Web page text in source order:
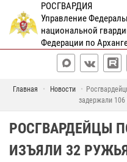
РОСГВАРДИЯ
Управление
национальной
Федерации по
Главная Новости
задержали
РОСГВАРДЕЙЦЫ
ИЗЪЯЛИ 32